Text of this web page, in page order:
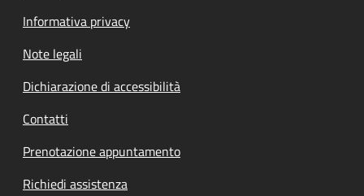
Informativa privacy
Note legali
Dichiarazione di accessibilità
Contatti
Prenotazione appuntamento
Richiedi assistenza